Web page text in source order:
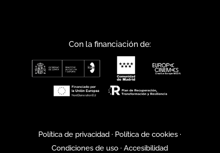
Con la financiación de:
Política de privacidad · Política de cookies ·
Condiciones de uso ·Accesibilidad